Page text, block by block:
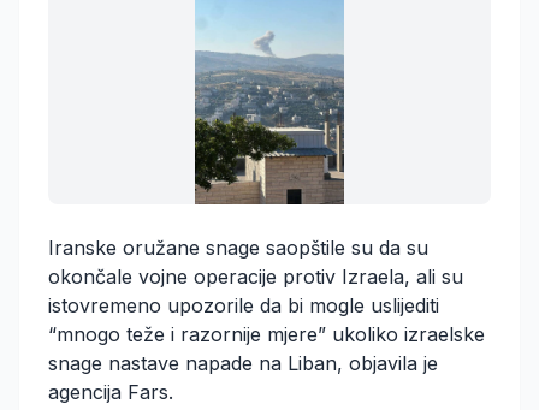
Iranske oružane snage saopštile su da su
okončale vojne operacije protiv Izraela, ali su
istovremeno upozorile da bi mogle uslijediti
“mnogo teže i razornije mjere” ukoliko izraelske
snage nastave napade na Liban, objavila je
agencija Fars.